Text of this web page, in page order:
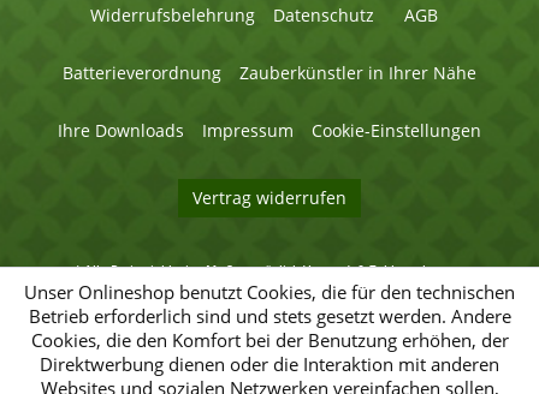
Widerrufsbelehrung Datenschutz AGB
Batterieverordnung Zauberkünstler in Ihrer Nähe
Ihre Downloads Impressum Cookie-Einstellungen
Vertrag widerrufen
* Alle Preise inklusive MwSt. zuzüglichVersand- & Zahlungskosten.
© 2026 Magic Factory - Alle Rechte vorbehalten.
Umsetzung
des
Magic-
Factory-
Umsetzung
Magic-
Unser Onlineshop benutzt Cookies, die für den technischen
Betrieb erforderlich sind und stets gesetzt werden. Andere
Cookies, die den Komfort bei der Benutzung erhöhen, der
Direktwerbung dienen oder die Interaktion mit anderen
Websites und sozialen Netzwerken vereinfachen sollen,